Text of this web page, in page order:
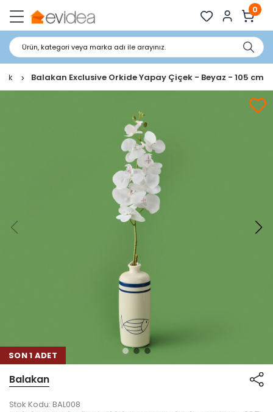
0
Ürün, kategori veya marka adı ile arayınız.
Balakan Exclusive Orkide Yapay Çiçek - Beyaz - 105 cm
SON 1 ADET
Balakan
Stok Kodu: BAL008